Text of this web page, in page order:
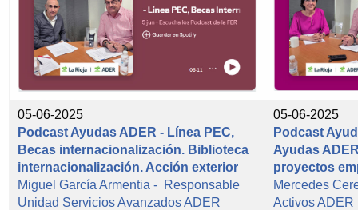
05-06-2025
Podcast Ayudas ADER - Línea PEC,
Becas internacionalización. Biblioteca
internacionalización. Acción exterior
Miguel García Armentia - Responsable
Unidad Servicios Avanzados ADER
05-06-2025
Podcast
Ayudas
proyectos
Mercedes
Activos ADER